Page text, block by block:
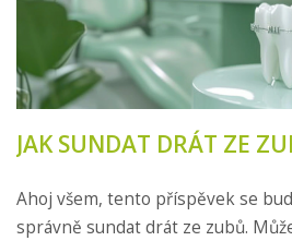
JAK SUNDAT DRÁT ZE
Ahoj všem, tento příspěvek se
správně sundat drát ze zubů.